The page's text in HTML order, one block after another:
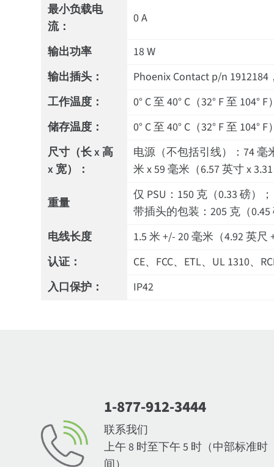
最小负载电
流：
0 A
输出功率
18 W
输出插头：
Phoenix Contact p/n
工作温度：
0° C 至 40° C（32° F 至 104° F）
储存温度：
0° C 至 40° C（32° F 至 104° F）
尺寸（长 x 高
x 宽）：
电源（不包括引线）：74 毫
米 x 59 毫米（6.57 英寸 x
重量
仅 PSU：150 克（0.33 磅）；
带插头的包装：205 克（0.45
电线长度
1.5 米 +/- 20 毫米（4.92 英尺
认证：
CE、FCC、ETL、UL 1310、
入口保护：
IP42
1-877-912-3444
联系我们
上午 8 时至下午 5 时（中部标准时